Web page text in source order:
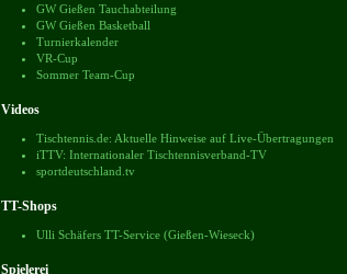
GW Gießen Tauchabteilung
GW Gießen Basketball
Turnierkalender
VR-Cup
Sommer Team-Cup
Videos
Tischtennis.de: Aktuelle Hinweise auf Live-Übertragungen
iTTV: Internationaler Tischtennisverband-TV
sportdeutschland.tv
TT-Shops
Ulli Schäfers TT-Service (Gießen-Wieseck)
Spielerei